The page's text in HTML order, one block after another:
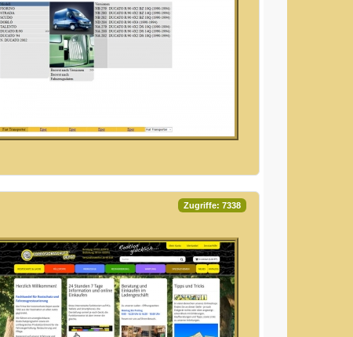
Zugriffe: 7338